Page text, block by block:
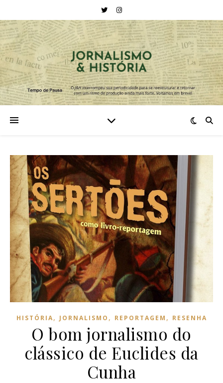
HISTÓRIA, JORNALISMO , REPORTAGEM , RESENHA
O bom jornalismo do
clássico de Euclides da
Cunha